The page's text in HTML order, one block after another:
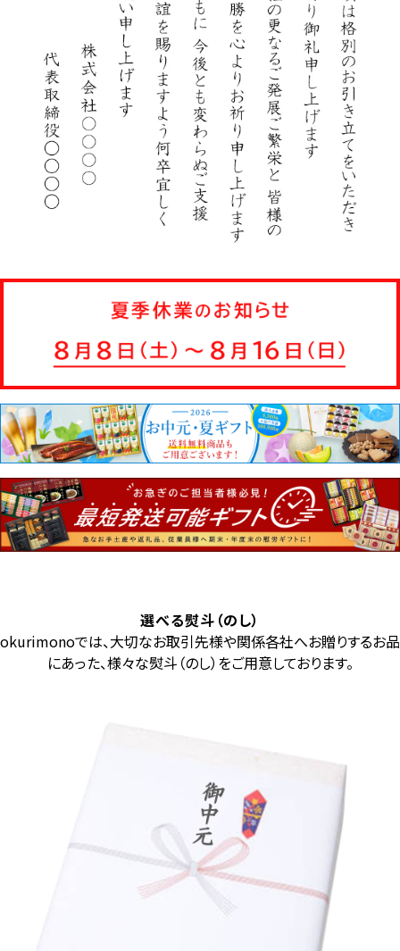
選べる熨斗（のし）
okurimonoでは、大切なお取引先様や関係各社へお贈りするお品
にあった、様々な熨斗（のし）をご用意しております。